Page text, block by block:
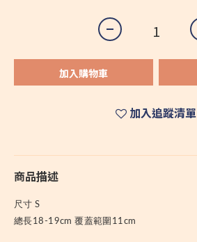
加入購物車
加入追蹤清單
商品描述
尺寸 S
總長18-19cm 覆蓋範圍11cm